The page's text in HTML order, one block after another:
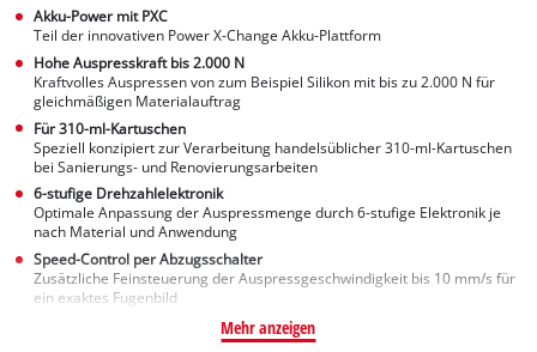
Akku-Power mit PXC
Teil der innovativen Power X-Change Akku-Plattform
Hohe Auspresskraft bis 2.000 N
Kraftvolles Auspressen von zum Beispiel Silikon mit bis zu 2.000 N für
gleichmäßigen Materialauftrag
Für 310-ml-Kartuschen
Speziell konzipiert zur Verarbeitung handelsüblicher 310-ml-Kartuschen
bei Sanierungs- und Renovierungsarbeiten
6-stufige Drehzahlelektronik
Optimale Anpassung der Auspressmenge durch 6-stufige Elektronik je
nach Material und Anwendung
Speed-Control per Abzugsschalter
Zusätzliche Feinsteuerung der Auspressgeschwindigkeit bis 10 mm/s für
ein exaktes Fugenbild
Mehr anzeigen